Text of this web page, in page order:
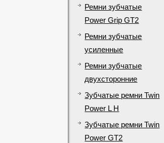
Ремни зубчатые
Power Grip GT2
Ремни зубчатые
усиленные
Ремни зубчатые
двухсторонние
Зубчатые ремни Twin
Power L H
Зубчатые ремни Twin
Power GT2